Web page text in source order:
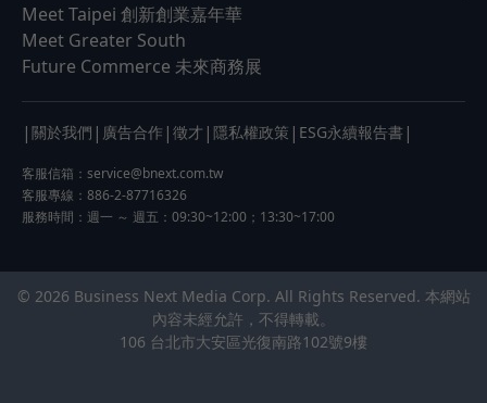
Meet Taipei 創新創業嘉年華
Meet Greater South
Future Commerce 未來商務展
| 關於我們 | 廣告合作 | 徵才 | 隱私權政策 | ESG永續報告書 |
客服信箱： service@bnext.com.tw
客服專線：886-2-87716326
服務時間：週一 ～ 週五：09:30~12:00；13:30~17:00
© 2026 Business Next Media Corp. All Rights Reserved. 本網站
內容未經允許，不得轉載。
106 台北市大安區光復南路102號9樓